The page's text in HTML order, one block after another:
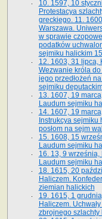
10. 1597, 10
Protestacya
greckiego. 11.
Warszawa.
w sprawie
podatków
sejmiku halickim
12. 1603, 31 lipca,
Wezwanie króla
jego przedłożeń
sejmiku
13. 1607, 19
Laudum sejmiku
14. 1607, 19
Instrukcya sejmiku
posłom na sejm
15. 1608, 15
Laudum sejmiku
16. 13, 9 września,
Laudum sejmiku
18. 1615, 20
Haliczem.
ziemian halickich
19. 1615, 1
Haliczem.
zbrojnego szlachty